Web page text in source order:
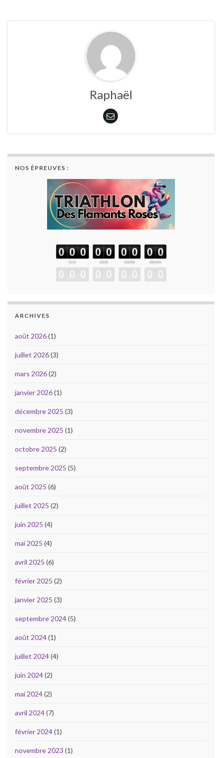
Raphaël
NOS ÉPREUVES :
ARCHIVES
août 2026(1)
juillet 2026(3)
mars 2026(2)
janvier 2026(1)
décembre 2025 (3)
novembre 2025 (1)
octobre 2025 (2)
septembre 2025 (5)
août 2025 (6)
juillet 2025 (2)
juin 2025 (4)
mai 2025 (4)
avril 2025 (6)
février 2025 (2)
janvier 2025 (3)
septembre 2024(5)
août 2024(1)
juillet 2024(4)
juin 2024(2)
mai 2024(2)
avril 2024(7)
février 2024(1)
novembre 2023 (1)